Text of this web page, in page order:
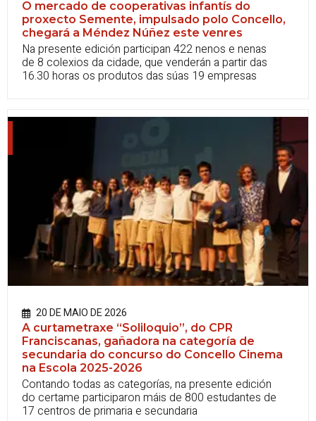
O mercado de cooperativas infantís do
proxecto Semente, impulsado polo Concello,
chegará a Méndez Núñez este venres
Na presente edición participan 422 nenos e nenas
de 8 colexios da cidade, que venderán a partir das
16.30 horas os produtos das súas 19 empresas
20 DE MAIO DE 2026
A curtametraxe “Soliloquio”, do CPR
Franciscanas, gañadora na categoría de
secundaria do concurso do Concello Cinema
na Escola 2025-2026
Contando todas as categorías, na presente edición
do certame participaron máis de 800 estudantes de
17 centros de primaria e secundaria